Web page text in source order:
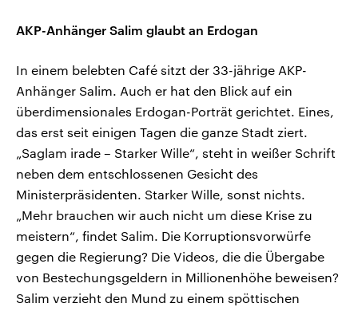
AKP-Anhänger Salim glaubt an Erdogan
In einem belebten Café sitzt der 33-jährige AKP-
Anhänger Salim. Auch er hat den Blick auf ein
überdimensionales Erdogan-Porträt gerichtet. Eines,
das erst seit einigen Tagen die ganze Stadt ziert.
„Saglam irade – Starker Wille“, steht in weißer Schrift
neben dem entschlossenen Gesicht des
Ministerpräsidenten. Starker Wille, sonst nichts.
„Mehr brauchen wir auch nicht um diese Krise zu
meistern“, findet Salim. Die Korruptionsvorwürfe
gegen die Regierung? Die Videos, die die Übergabe
von Bestechungsgeldern in Millionenhöhe beweisen?
Salim verzieht den Mund zu einem spöttischen